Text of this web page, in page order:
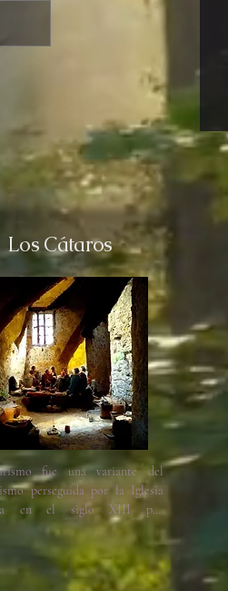
Los Cátaros
fue una variante del
perseguida por la Iglesia
en el siglo XIII por
herética. Su fe incluye la
en la reencarnación, así como